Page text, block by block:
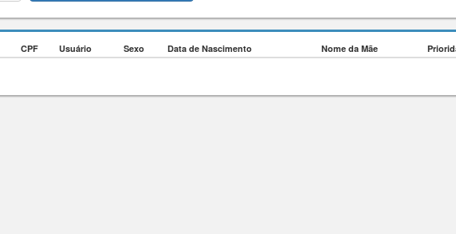
CPF Usuário Sexo Data de Nascimento Nome da Mãe